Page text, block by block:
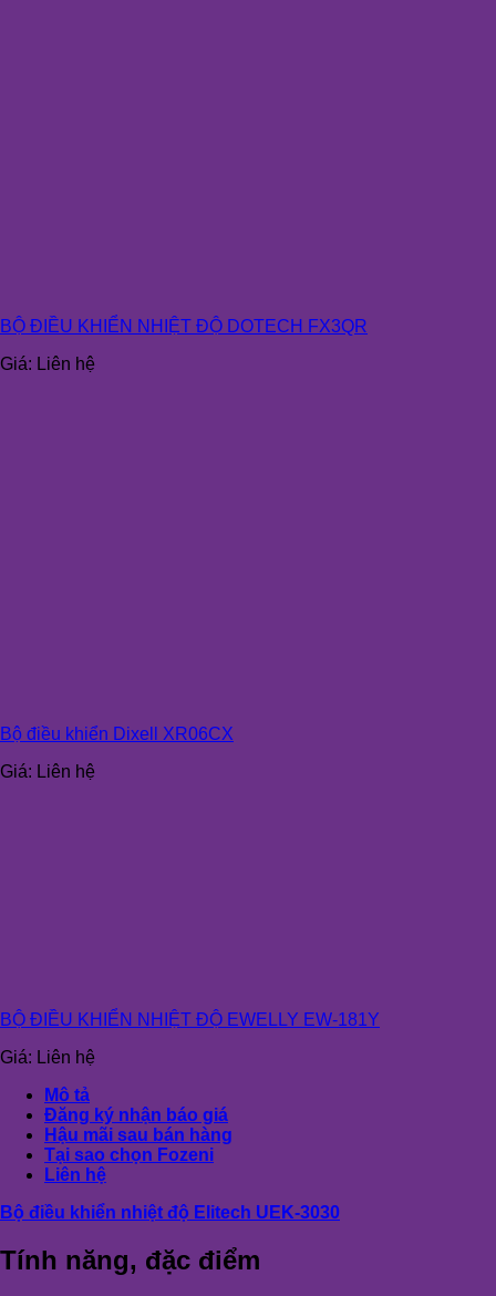
BỘ ĐIỀU KHIỂN NHIỆT ĐỘ DOTECH FX3QR
Giá: Liên hệ
Bộ điều khiển Dixell XR06CX
Giá: Liên hệ
BỘ ĐIỀU KHIỂN NHIỆT ĐỘ EWELLY EW-181Y
Giá: Liên hệ
Mô tả
Đăng ký nhận báo giá
Hậu mãi sau bán hàng
Tại sao chọn Fozeni
Liên hệ
Bộ điều khiển nhiệt độ Elitech UEK-3030
Tính năng, đặc điểm